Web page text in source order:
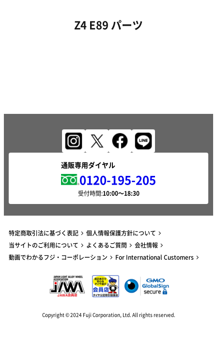
Z4 E89 パーツ
通販専用ダイヤル
0120-195-205
受付時間:
特定商取引法に基づく表記
個人情報保護方針について
当サイトのご利用について
よくあるご質問
会社情報
動画でわかるフジ・コーポレーション
For International Customers
Copyright © 2024 Fuji Corporation, Ltd. All rights reserved.